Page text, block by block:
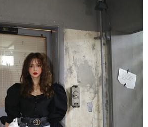
crazygirls